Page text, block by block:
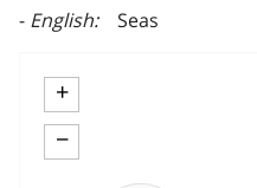
English
Seas
+
−